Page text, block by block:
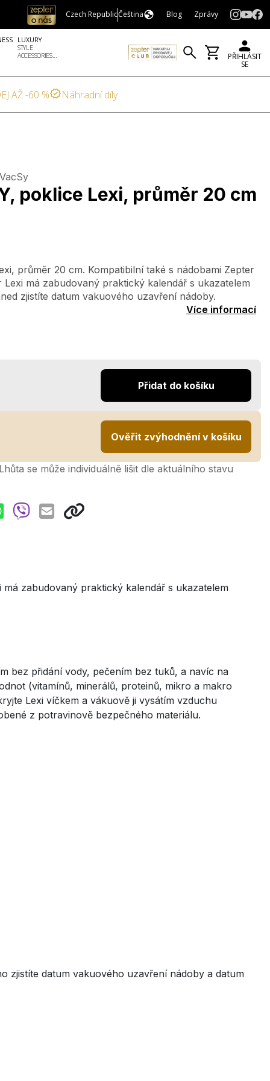
Czech RepublicČeština Blog Zprávy
LUXURY
STYLE
ACCESSORIES...
PŘIHLÁSIT
SE
AŽ -60 % Náhradní díly
poklice Lexi, průměr 20 cm
průměr 20 cm. Kompatibilní také s nádobami Zepter
má zabudovaný praktický kalendář s ukazatelem
zjistíte datum vakuového uzavření nádoby.
Více informací
Přidat do košíku
Ověřit zvýhodnění v košíku
se může individuálně lišit dle aktuálního stavu
zabudovaný praktický kalendář s ukazatelem
bez přidání vody, pečením bez tuků, a navíc na
(vitamínů, minerálů, proteinů, mikro a makro
Lexi víčkem a vákuově ji vysátím vzduchu
z potravinově bezpečného materiálu.
zjistíte datum vakuového uzavření nádoby a datum